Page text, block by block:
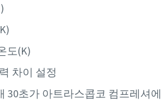
도(K)
차이 설정
30초가 아트라스콥코 컴프레셔